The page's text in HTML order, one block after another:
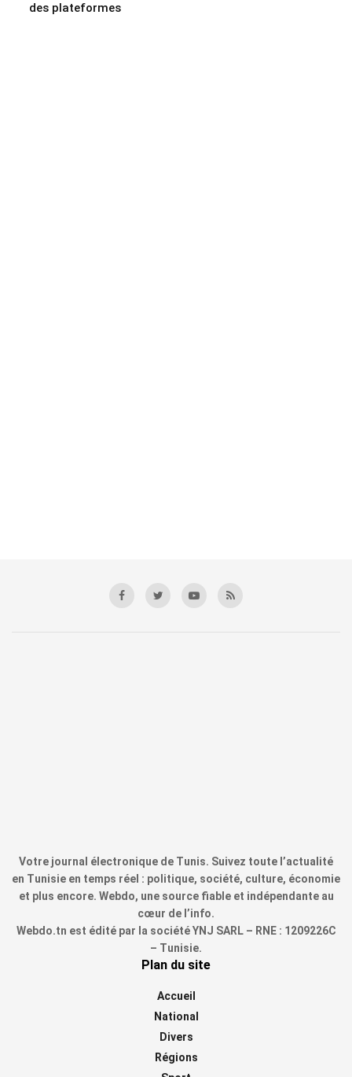
des plateformes
Votre journal électronique de Tunis. Suivez toute l’actualité
en Tunisie en temps réel : politique, société, culture, économie
et plus encore. Webdo, une source fiable et indépendante au
cœur de l’info.
Webdo.tn est édité par la société YNJ SARL – RNE : 1209226C
– Tunisie.
Plan du site
Accueil
National
Divers
Régions